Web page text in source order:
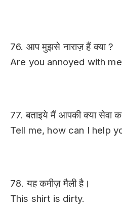
76. आप मुझसे नाराज़ हैं क्या ?
Are you annoyed with
77. बताइये मैं आपकी क्या सेवा
Tell me, how can I help
78. यह कमीज़ मैली है।
This shirt is dirty.